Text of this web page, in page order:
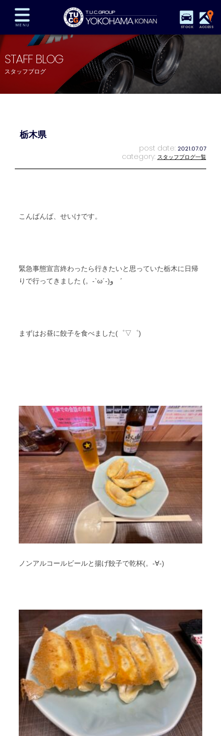
STOCK ACCESS
在庫車両情報 保証&サービス パーツリスト
TUCとは？ 店舗情報 アクセスマップ
全国納車 特別作業 注文販売
STAFF BLOG
スタッフブログ
栃木県
post date: 2021.07.07
category: スタッフブログ一覧
こんばんば、せいけです。
緊急事態宣言終わったら行きたいと思っていた栃木に日帰
りで行ってきました (。-`ω´-)و ゛
まずはお昼に餃子を食べました(゜▽゜)
ノンアルコールビールと揚げ餃子で乾杯(。-∀-)